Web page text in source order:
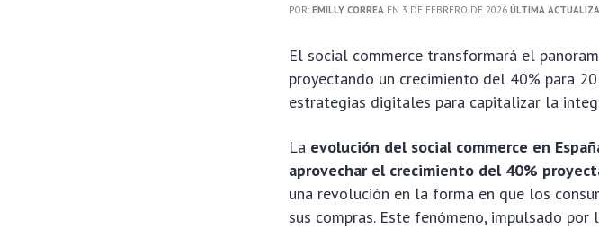
POR:EMILLY CORREA EN 3 DE FEBRERO DE 2026ÚLTIMA
El social commerce transformará el
proyectando un crecimiento del 40% para
estrategias digitales para capitalizar la
La evolución del social commerce en
aprovechar el crecimiento del 40%
una revolución en la forma en que los
sus compras. Este fenómeno, impulsado por